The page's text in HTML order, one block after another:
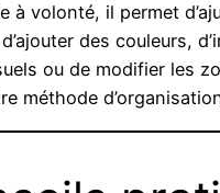
à volonté, il permet
des couleurs,
ou de modifier les
méthode